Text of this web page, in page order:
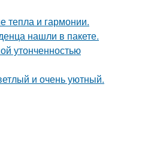
тепла и гармонии.
нашли в пакете.
утонченностью
и очень уютный.